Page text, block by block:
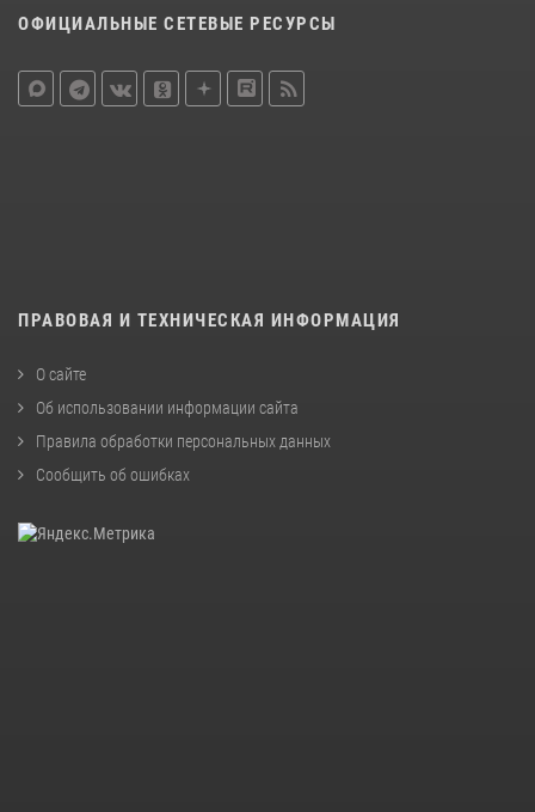
ОФИЦИАЛЬНЫЕ СЕТЕВЫЕ РЕСУРСЫ
ПРАВОВАЯ И ТЕХНИЧЕСКАЯ ИНФОРМАЦИЯ
О сайте
Об использовании информации сайта
Правила обработки персональных данных
Сообщить об ошибках